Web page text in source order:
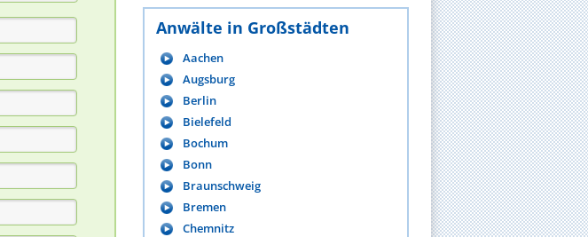
Anwälte in Großstädten
Aachen
Augsburg
Berlin
Bielefeld
Bochum
Bonn
Braunschweig
Bremen
Chemnitz